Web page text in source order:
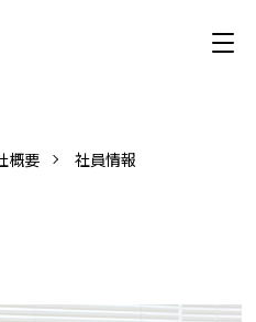
概要
社員情報